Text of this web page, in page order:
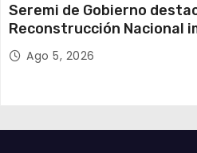
Seremi de Gobierno
Reconstrucción Nacional
y el empleo en Tarapacá
Ago 5, 2026